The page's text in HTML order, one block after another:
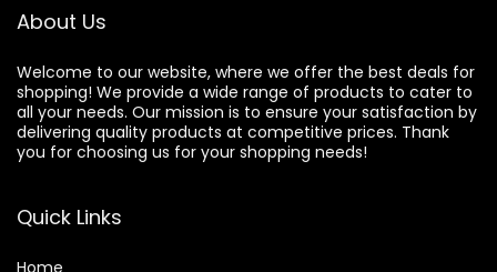
About Us
Welcome to our website, where we offer the best deals for
shopping! We provide a wide range of products to cater to
all your needs. Our mission is to ensure your satisfaction by
delivering quality products at competitive prices. Thank
you for choosing us for your shopping needs!
Quick Links
Home